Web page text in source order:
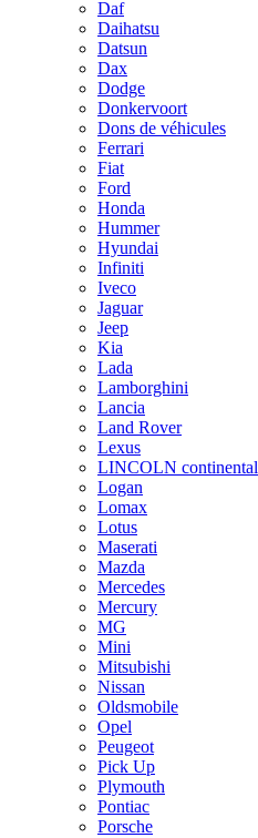
Daf
Daihatsu
Datsun
Dax
Dodge
Donkervoort
Dons de véhicules
Ferrari
Fiat
Ford
Honda
Hummer
Hyundai
Infiniti
Iveco
Jaguar
Jeep
Kia
Lada
Lamborghini
Lancia
Land Rover
Lexus
LINCOLN continental
Logan
Lomax
Lotus
Maserati
Mazda
Mercedes
Mercury
MG
Mini
Mitsubishi
Nissan
Oldsmobile
Opel
Peugeot
Pick Up
Plymouth
Pontiac
Porsche